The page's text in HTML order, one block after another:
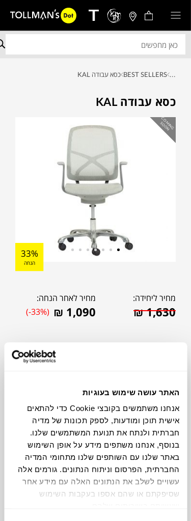
האתר עושה שימוש בעוגיות
אנחנו משתמשים בקובצי Cookie כדי להתאים
אישית תוכן ומודעות, לספק תכונות של מדיה
חברתית ולנתח את תנועת המשתמשים שלנו.
בנוסף, אנחנו משתפים מידע על אופן השימוש
באתר שלנו עם השותפים שלנו מתחומי המדיה
החברתית, הפרסום וניתוח הנתונים. גורמים אלה
עשויים לשלב את הנתונים האלה עם מידע אחר
שסיפקתם או שהם אספו בעקבות השימוש
...
BEST SELLERS כסא עבודה KAL
כסא עבודה KAL
C
O
M
IN
G
S
O
O
N
33%
הנחה
מחיר ליחידה:
₪1,630
מחיר לאחר הנחה:
₪ 1,090
(-33%)
להדמיית AI Design
תוכלו למצוא אותי ב: